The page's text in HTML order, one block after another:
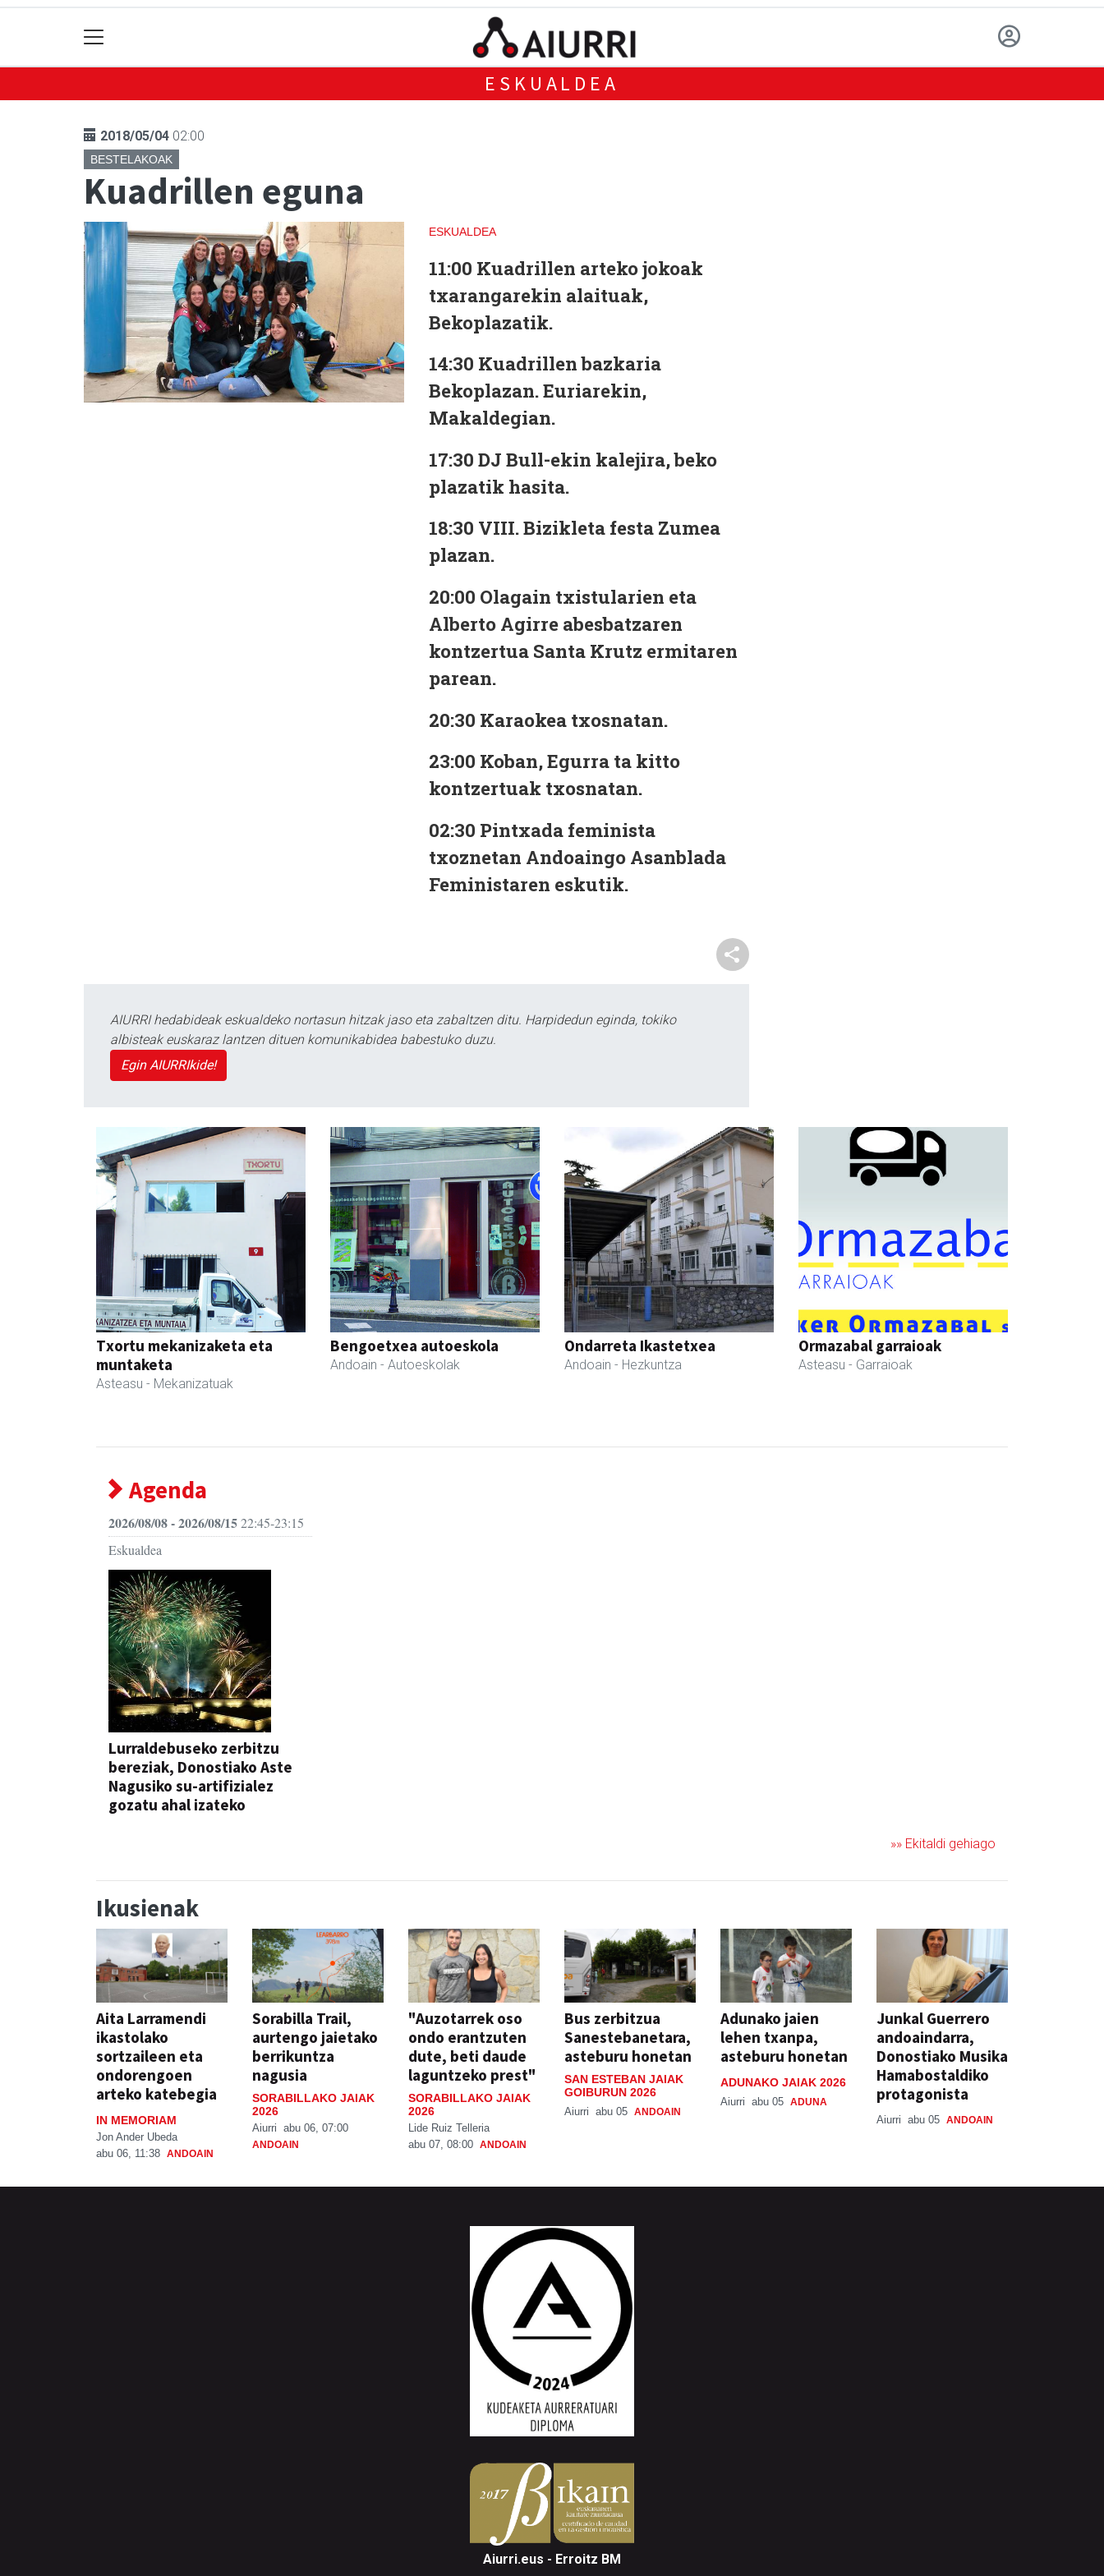
ESKUALDEA
2018/05/04 02:00
BESTELAKOAK
Kuadrillen eguna
ESKUALDEA
11:00 Kuadrillen arteko jokoak
txarangarekin alaituak,
Bekoplazatik.
14:30 Kuadrillen bazkaria
Bekoplazan. Euriarekin,
Makaldegian.
17:30 DJ Bull-ekin kalejira, beko
plazatik hasita.
18:30 VIII. Bizikleta festa Zumea
plazan.
20:00 Olagain txistularien eta
Alberto Agirre abesbatzaren
kontzertua Santa Krutz ermitaren
parean.
20:30 Karaokea txosnatan.
23:00 Koban, Egurra ta kitto
kontzertuak txosnatan.
02:30 Pintxada feminista
txoznetan Andoaingo Asanblada
Feministaren eskutik.
AIURRI hedabideak eskualdeko nortasun hitzak jaso eta zabaltzen ditu. Harpidedun eginda, tokiko
albisteak euskaraz lantzen dituen komunikabidea babestuko duzu.
Egin AIURRIkide!
Txortu mekanizaketa eta
muntaketa
Asteasu - Mekanizatuak
Bengoetxea autoeskola
Andoain - Autoeskolak
Ondarreta Ikastetxea
Andoain - Hezkuntza
Ormazabal garraioak
Asteasu - Garraioak
Agenda
2026/08/08 - 2026/08/1522:45-23:15
Eskualdea
Lurraldebuseko zerbitzu
bereziak, Donostiako Aste
Nagusiko su-artifizialez
gozatu ahal izateko
»» Ekitaldi gehiago
Ikusienak
Aita Larramendi
ikastolako
sortzaileen eta
ondorengoen
arteko katebegia
IN MEMORIAM
Jon Ander Ubeda
abu 06, 11:38 ANDOAIN
Sorabilla Trail,
aurtengo jaietako
berrikuntza
nagusia
SORABILLAKO JAIAK
2026
Aiurri abu 06, 07:00
ANDOAIN
"Auzotarrek oso
ondo erantzuten
dute, beti daude
laguntzeko prest"
SORABILLAKO JAIAK
2026
Lide Ruiz Telleria
abu 07, 08:00 ANDOAIN
Bus zerbitzua
Sanestebanetara,
asteburu honetan
SAN ESTEBAN JAIAK
GOIBURUN 2026
Aiurri abu 05 ANDOAIN
Adunako jaien
lehen txanpa,
asteburu honetan
ADUNAKO JAIAK 2026
Aiurri abu 05 ADUNA
Junkal Guerrero
andoaindarra,
Donostiako Musika
Hamabostaldiko
protagonista
Aiurri abu 05 ANDOAIN
Aiurri.eus - Erroitz BM